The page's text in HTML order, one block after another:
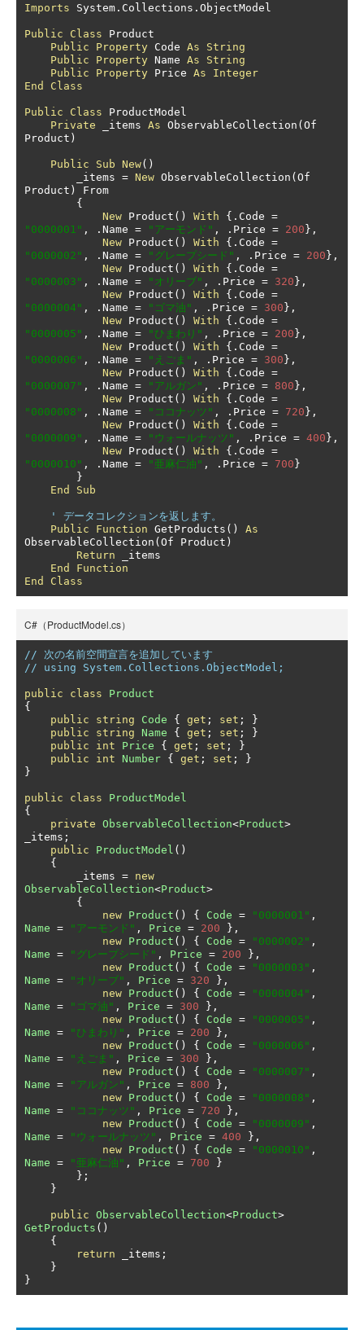
Imports System . Collections . ObjectModel
Public Class Product
Public
Property Code As
String
Public
Property Name As
String
Public
Property Price As
Integer
End
Class
Public Class ProductModel
Private _items As ObservableCollection ( Of
Product )
Public Sub New()
        _items
= New ObservableCollection ( Of
Product )
From
{
New Product () With {. Code =
"0000001" , . Name = "アーモンド" , . Price = 200 },
New Product () With {. Code =
"0000002" , . Name = "グレープシード" , . Price = 200 },
New Product () With {. Code =
"0000003" , . Name = "オリーブ" , . Price = 320 },
New Product () With {. Code =
"0000004" , . Name = "ゴマ油" , . Price = 300 },
New Product () With {. Code =
"0000005" , . Name = "ひまわり" , . Price = 200 },
New Product () With {. Code =
"0000006" , . Name = "えごま" , . Price = 300 },
New Product () With {. Code =
"0000007" , . Name = "アルガン" , . Price = 800 },
New Product () With {. Code =
"0000008" , . Name = "ココナッツ" , . Price = 720 },
New Product () With {. Code =
"0000009" , . Name = "ウォールナッツ" , . Price = 400 },
New Product () With {. Code =
"0000010" , . Name = "亜麻仁油" , . Price = 700 }
}
End
Sub
' データコレクションを返します。
Public
Function GetProducts ()
As
ObservableCollection ( Of Product )
Return _items
End
Function
End
Class
C#（ProductModel.cs）
// 次の名前空間宣言を追加しています
// using System.Collections.ObjectModel;
public class
Product
{
public
string Code { get ; set ;
}
public
string Name { get ; set ;
}
public
int Price { get ; set ;
}
public
int Number { get ; set ;
}
}
public class
ProductModel
{
private ObservableCollection<Product>
_items ;
public
ProductModel ()
{
        _items
= new
ObservableCollection<Product>
{
new Product () { Code = "0000001" ,
Name = "アーモンド" , Price = 200
},
new Product () { Code = "0000002" ,
Name = "グレープシード" , Price = 200
},
new Product () { Code = "0000003" ,
Name = "オリーブ" , Price = 320
},
new Product () { Code = "0000004" ,
Name = "ゴマ油" , Price = 300
},
new Product () { Code = "0000005" ,
Name = "ひまわり" , Price = 200
},
new Product () { Code = "0000006" ,
Name = "えごま" , Price = 300
},
new Product () { Code = "0000007" ,
Name = "アルガン" , Price = 800
},
new Product () { Code = "0000008" ,
Name = "ココナッツ" , Price = 720
},
new Product () { Code = "0000009" ,
Name = "ウォールナッツ" , Price = 400
},
new Product () { Code = "0000010" ,
Name = "亜麻仁油" , Price = 700
}
};
}
public ObservableCollection<Product>
GetProducts ()
{
return _items ;
}
}